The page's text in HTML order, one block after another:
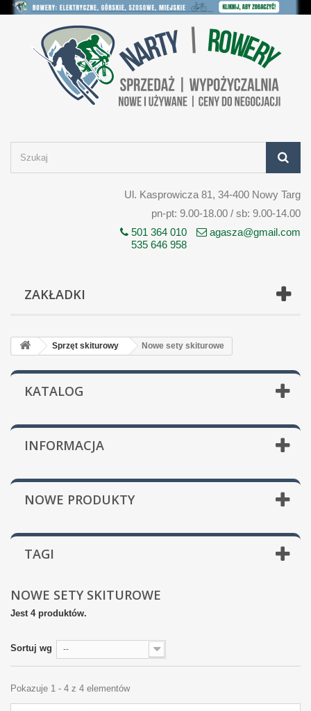
Ul. Kasprowicza 81, 34-400 Nowy Targ
pn-pt: 9.00-18.00 / sb: 9.00-14.00
501 364 010
535 646 958
agasza@gmail.com
ZAKŁADKI
Sprzęt skiturowy Nowe sety skiturowe
KATALOG
INFORMACJA
NOWE PRODUKTY
TAGI
NOWE SETY SKITUROWE
Jest 4 produktów.
Sortuj wg --
Pokazuje 1 - 4 z 4 elementów